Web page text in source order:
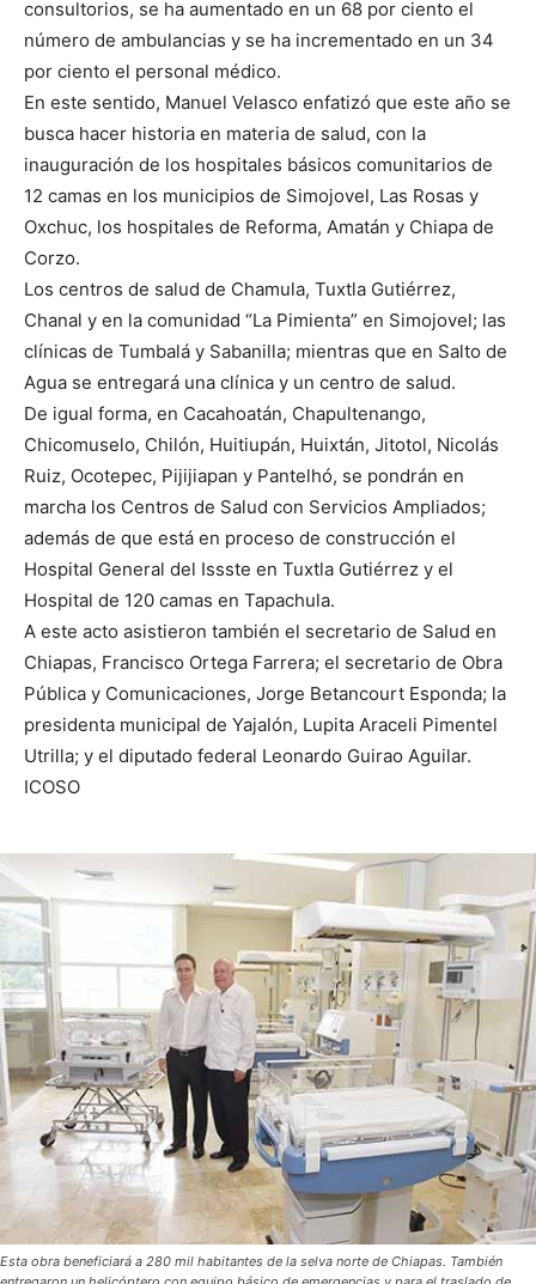
consultorios, se ha aumentado en un 68 por ciento el
número de ambulancias y se ha incrementado en un 34
por ciento el personal médico.
En este sentido, Manuel Velasco enfatizó que este año se
busca hacer historia en materia de salud, con la
inauguración de los hospitales básicos comunitarios de
12 camas en los municipios de Simojovel, Las Rosas y
Oxchuc, los hospitales de Reforma, Amatán y Chiapa de
Corzo.
Los centros de salud de Chamula, Tuxtla Gutiérrez,
Chanal y en la comunidad “La Pimienta” en Simojovel; las
clínicas de Tumbalá y Sabanilla; mientras que en Salto de
Agua se entregará una clínica y un centro de salud.
De igual forma, en Cacahoatán, Chapultenango,
Chicomuselo, Chilón, Huitiupán, Huixtán, Jitotol, Nicolás
Ruiz, Ocotepec, Pijijiapan y Pantelhó, se pondrán en
marcha los Centros de Salud con Servicios Ampliados;
además de que está en proceso de construcción el
Hospital General del Issste en Tuxtla Gutiérrez y el
Hospital de 120 camas en Tapachula.
A este acto asistieron también el secretario de Salud en
Chiapas, Francisco Ortega Farrera; el secretario de Obra
Pública y Comunicaciones, Jorge Betancourt Esponda; la
presidenta municipal de Yajalón, Lupita Araceli Pimentel
Utrilla; y el diputado federal Leonardo Guirao Aguilar.
ICOSO
Esta obra beneficiará a 280 mil habitantes de la selva norte de Chiapas. También